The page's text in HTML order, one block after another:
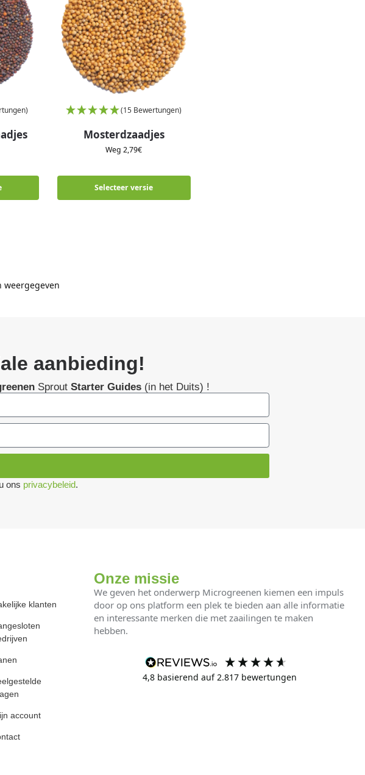
(15 Bewertungen)
Mosterdzaadjes
Weg2,79€
Selecteer versie
weergegeven
aanbieding!
Sprout Starter Guides (in het Duits) !
ons privacybeleid.
klanten
account
Onze missie
We geven het onderwerp Microgreenen kiemen een impuls
door op ons platform een ​​plek te bieden aan alle informatie
en interessante merken die met zaailingen te maken
hebben.
4,8 basierend auf2.817bewertungen